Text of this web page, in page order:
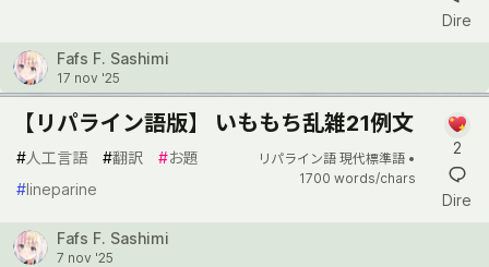
Dire
Fafs F. Sashimi
17 nov '25
【リパライン語版】 いももち乱雑21例文
#人工言語 #翻訳 #お題
#lineparine
リパライン語 現代標準語 •
1700 words/chars
2
Dire
Fafs F. Sashimi
7 nov '25